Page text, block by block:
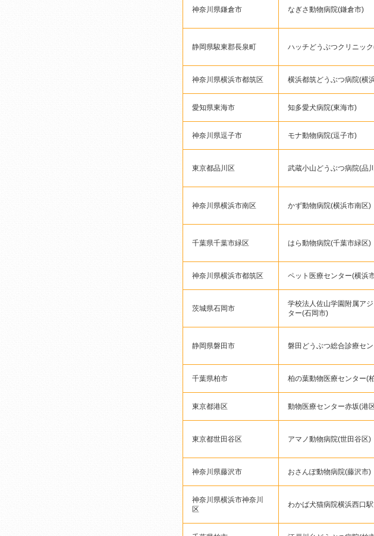
神奈川県鎌倉市 なぎさ動物病院(鎌倉市)
静岡県駿東郡長泉町 ハッチどうぶつクリニッ
神奈川県横浜市都筑区 横浜都筑どうぶつ病院(横
愛知県東海市 知多愛犬病院(東海市)
神奈川県逗子市 モナ動物病院(逗子市)
東京都品川区 武蔵小山どうぶつ病院(品
神奈川県横浜市南区 かず動物病院(横浜市南区)
千葉県千葉市緑区 はら動物病院(千葉市緑区)
神奈川県横浜市都筑区 ペット医療センター(横浜
茨城県石岡市
学校法人佐山学園附属ア
ター(石岡市)
静岡県磐田市 磐田どうぶつ総合診療セ
千葉県柏市 柏の葉動物医療センター(
東京都港区 動物医療センター赤坂(港
東京都世田谷区 アマノ動物病院(世田谷区)
神奈川県藤沢市 おさんぽ動物病院(藤沢市)
神奈川県横浜市神奈川
区
わかば犬猫病院横浜西口